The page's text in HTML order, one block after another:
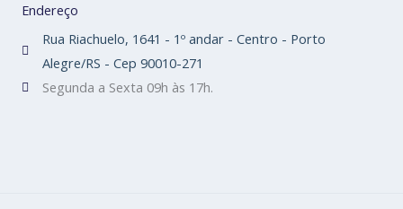
Endereço
Rua Riachuelo, 1641 - 1º andar - Centro - Porto
Alegre/RS - Cep 90010-271
Segunda a Sexta 09h às 17h.